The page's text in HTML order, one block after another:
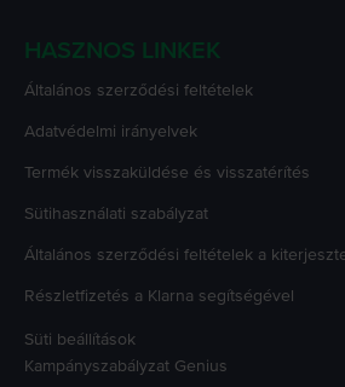
HASZNOS LINKEK
Általános szerződési feltételek
Adatvédelmi irányelvek
Termék visszaküldése és visszatérítés
Sütihasználati szabályzat
Általános szerződési feltételek a
Részletfizetés a Klarna segítségével
Süti beállítások
Kampányszabályzat Genius